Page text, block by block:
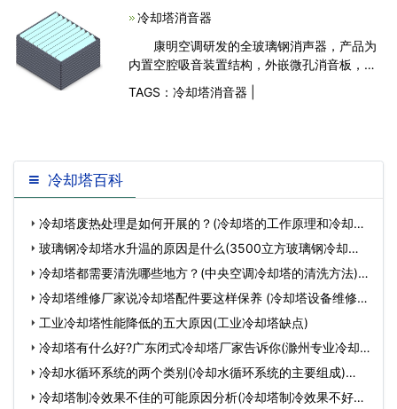
冷却塔消音器
康明空调研发的全玻璃钢消声器，产品为
内置空腔吸音装置结构，外嵌微孔消音板，出
风流畅、降噪能力很强，能有效地抑制低频噪
声对声环境质量造成的影响
TAGS： 冷却塔消音器
冷却塔百科
冷却塔废热处理是如何开展的？(冷却塔的工作原理和冷却过
程)…
玻璃钢冷却塔水升温的原因是什么(3500立方玻璃钢冷却塔
安装价格)…
冷却塔都需要清洗哪些地方？(中央空调冷却塔的清洗方法)…
冷却塔维修厂家说冷却塔配件要这样保养 (冷却塔设备维修价
格)…
工业冷却塔性能降低的五大原因(工业冷却塔缺点)
冷却塔有什么好?广东闭式冷却塔厂家告诉你(滁州专业冷却
塔生产厂家哪…
冷却水循环系统的两个类别(冷却水循环系统的主要组成)…
冷却塔制冷效果不佳的可能原因分析(冷却塔制冷效果不好怎